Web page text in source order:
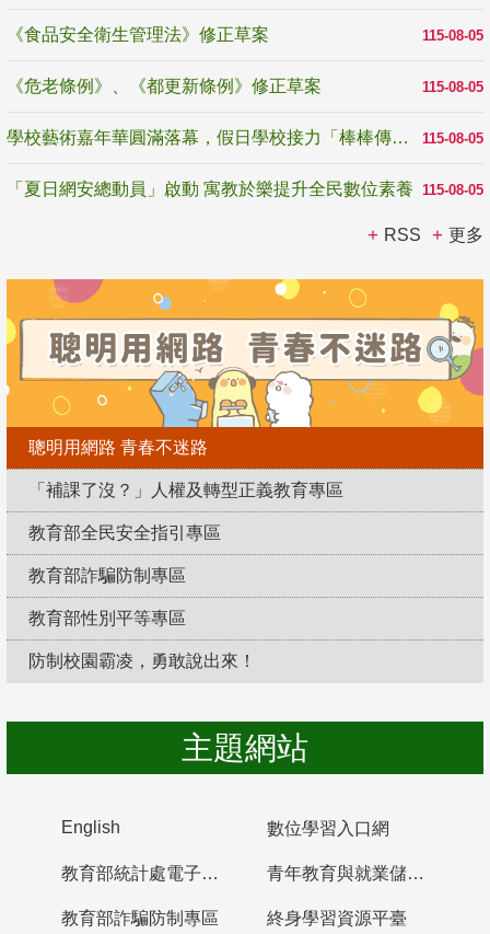
115-08-05
《食品安全衛生管理法》修正草案
115-08-05
《危老條例》、《都更新條例》修正草案
115-08-05
學校藝術嘉年華圓滿落幕，假日學校接力「棒棒傳美感」
115-08-05
「夏日網安總動員」啟動 寓教於樂提升全民數位素養
RSS 更多
聰明用網路 青春不迷路
「補課了沒？」人權及轉型正義教育專區
教育部全民安全指引專區
教育部詐騙防制專區
教育部性別平等專區
防制校園霸凌，勇敢說出來！
主題網站
English 數位學習入口網
教育部統計處電子書櫃 青年教育與就業儲蓄帳戶
教育部詐騙防制專區 終身學習資源平臺